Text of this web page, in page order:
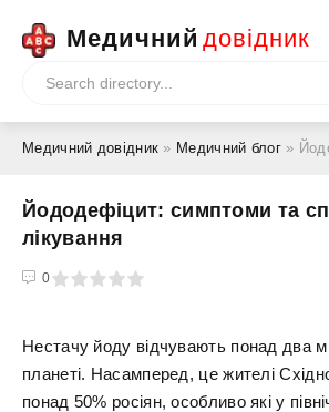
Медичний довідник
Медичний довідник » Медичний блог»
Йододефіцит: симптоми та
лікування
0
5
Нестачу йоду відчувають понад два
планеті. Насамперед, це жителі
понад 50% росіян, особливо які у